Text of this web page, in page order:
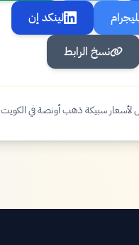
لينكد إن
نسخ الرابط
لأسعار سبيكة ذهب أونصة في الكويت